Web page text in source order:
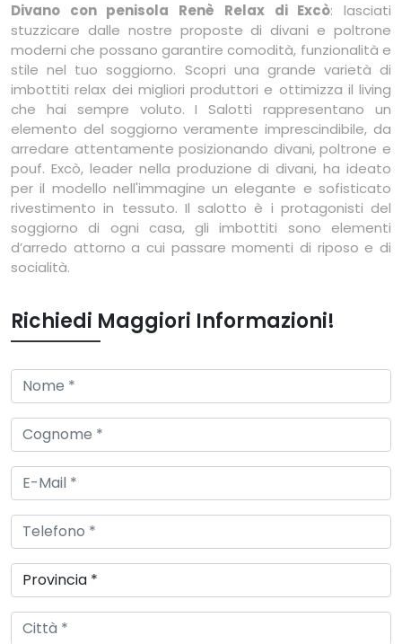
Divano con penisola Renè Relax di Excò: lasciati
stuzzicare dalle nostre proposte di divani e poltrone
moderni che possano garantire comodità, funzionalità e
stile nel tuo soggiorno. Scopri una grande varietà di
imbottiti relax dei migliori produttori e ottimizza il living
che hai sempre voluto. I Salotti rappresentano un
elemento del soggiorno veramente imprescindibile, da
arredare attentamente posizionando divani, poltrone e
pouf. Excò, leader nella produzione di divani, ha ideato
per il modello nell'immagine un elegante e sofisticato
rivestimento in tessuto. Il salotto è i protagonisti del
soggiorno di ogni casa, gli imbottiti sono elementi
d’arredo attorno a cui passare momenti di riposo e di
socialità.
Richiedi Maggiori Informazioni!